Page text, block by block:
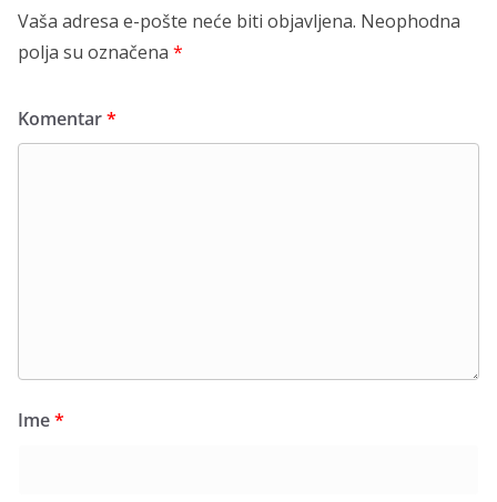
Vaša adresa e-pošte neće biti objavljena. Neophodna
polja su označena *
Komentar*
Ime*